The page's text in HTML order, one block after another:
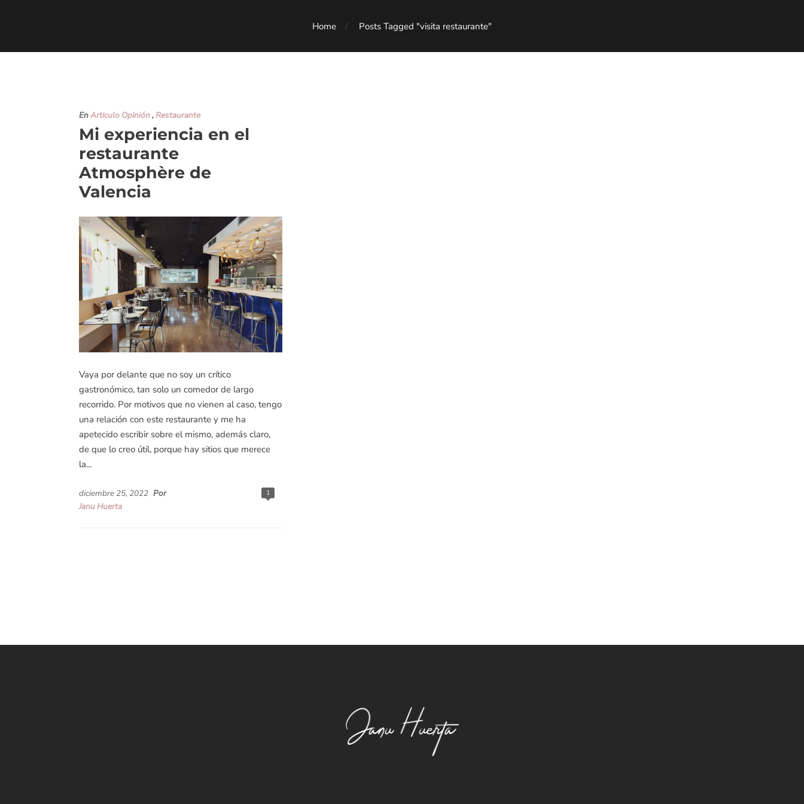
Home Posts Tagged "visita restaurante"
EnArticulo Opinión,Restaurante
Mi experiencia en el
restaurante
Atmosphère de
Valencia
Vaya por delante que no soy un crítico
gastronómico, tan solo un comedor de largo
recorrido. Por motivos que no vienen al caso, tengo
una relación con este restaurante y me ha
apetecido escribir sobre el mismo, además claro,
de que lo creo útil, porque hay sitios que merece
la...
1
diciembre 25, 2022 Por
Janu Huerta